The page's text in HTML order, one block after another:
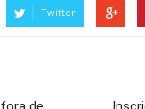
Twitter